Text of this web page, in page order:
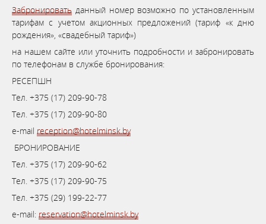
Забронировать данный номер возможно по установленным
тарифам с учетом акционных предложений (тариф «к дню
рождения», «свадебный тариф»)
на нашем сайте или уточнить подробности и забронировать
по телефонам в службе бронирования:
РЕСЕПШН
Тел. +375 (17) 209-90-78
Тел. +375 (17) 209-90-80
e-mail reception@hotelminsk.by
БРОНИРОВАНИЕ
Тел. +375 (17) 209-90-62
Тел. +375 (17) 209-90-75
Тел. +375 (29) 199-22-77
e-mail: reservation@hotelminsk.by